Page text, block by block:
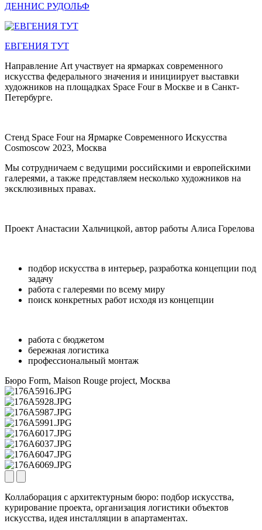
ДЕННИС РУДОЛЬФ
ЕВГЕНИЯ ТУТ
Направление Art участвует на ярмарках современного
искусства федерального значения и инициирует выставки
художников на площадках Space Four в Москве и в Санкт-
Петербурге.
Стенд Space Four на Ярмарке Современного Искусства
Cosmoscow 2023, Москва
Мы сотрудничаем с ведущими российскими и европейскими
галереями, а также представляем несколько художников на
эксклюзивных правах.
Проект Анастасии Хальчицкой, автор работы Алиса Горелова
подбор искусства в интерьер, разработка концепции под
задачу
работа с галереями по всему миру
поиск конкретных работ исходя из концепции
работа с бюджетом
бережная логистика
профессиональный монтаж
Бюро Form, Maison Rouge project, Москва
Коллаборация с архитектурным бюро: подбор искусства,
курирование проекта, организация логистики объектов
искусства, идея инсталляции в апартаментах.